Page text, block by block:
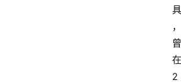
具
，
曾
在
2